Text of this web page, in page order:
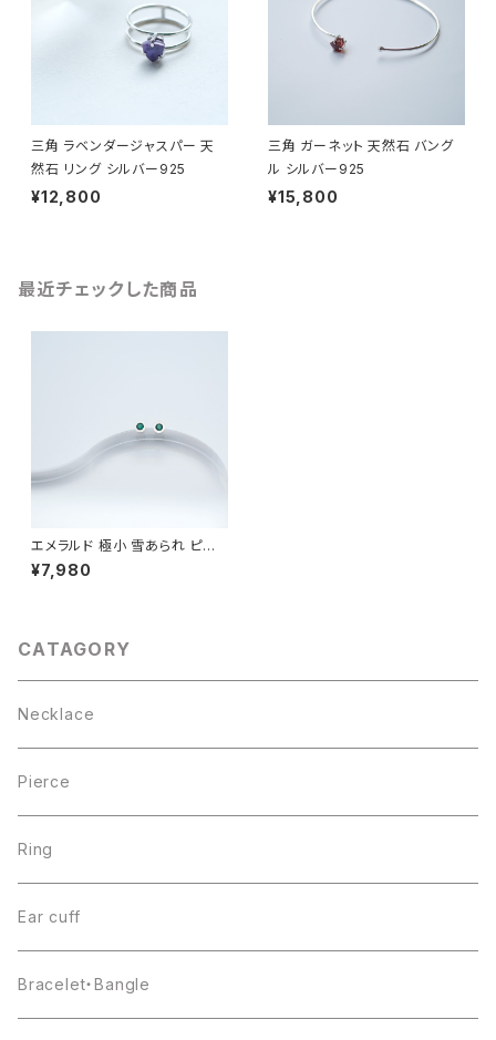
三角 ラベンダージャスパー 天
然石 リング シルバー925
¥12,800
三角 ガーネット 天然石 バング
ル シルバー925
¥15,800
最近チェックした商品
エメラルド 極小 雪あられ ピア
ス イヤリング シルバー925
¥7,980
CATAGORY
Necklace
Pierce
Ring
Ear cuff
Bracelet・Bangle